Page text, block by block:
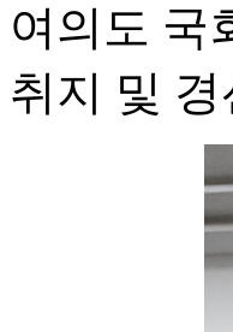
여의도 국
취지 및